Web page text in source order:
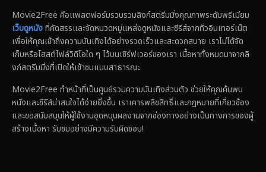
Movie2Free คือแพลตฟอร์มรวบรวมลิงก์สตรีมมิ่งคุณภาพระดับพรีเมียม
เว็บดูหนังที่คัดสรรและจัดหมวดหมู่แหล่งดูหนังและซีรีส์จากทั่วอินเทอร์เน็ต
เพื่อให้คุณเข้าถึงความบันเทิงได้อย่างรวดเร็วและสะดวกสบาย เราไม่ได้จัด
เก็บหรือโฮสต์ไฟล์วิดีโอใด ๆ ไว้บนเซิร์ฟเวอร์ของเรา เนื้อหาทั้งหมดมาจากลิ
งก์สตรีมมิ่งที่เปิดให้เข้าชมแบบสาธารณะ
Movie2Free ทำหน้าที่เป็นศูนย์รวมความบันเทิงส่วนตัว ช่วยให้คุณค้นพบ
หนังและซีรีส์น่าสนใจได้ง่ายยิ่งขึ้น เราเคารพลิขสิทธิ์และกฎหมายที่เกี่ยวข้อง
และขอสนับสนุนให้ผู้ใช้งานอุดหนุนผลงานจากช่องทางอย่างเป็นทางการของผู้
สร้างเนื้อหา รับชมอย่างมีความรับผิดชอบ!